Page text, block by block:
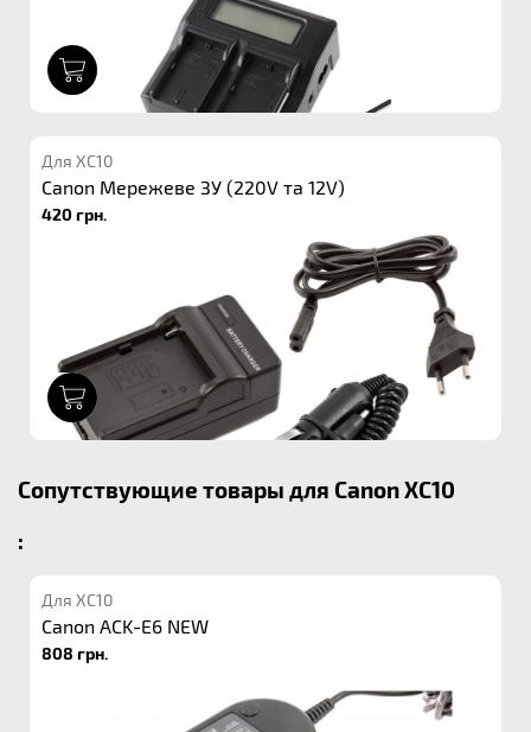
Для XC10
Canon Мережеве ЗУ (220V та 12V)
420 грн.
Сопутствующие товары для Canon XC10
:
Для XC10
Canon ACK-E6 NEW
808 грн.